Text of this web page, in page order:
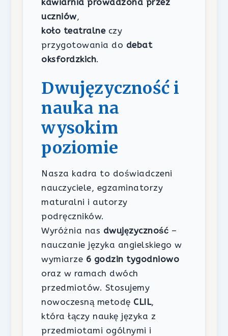
kawiarnia prowadzona przez
uczniów,
koło teatralneczy
przygotowania do debat
oksfordzkich.
Dwujęzyczność i
nauka na
wysokim
poziomie
Nasza kadra to doświadczeni
nauczyciele, egzaminatorzy
maturalni i autorzy
podręczników.
Wyróżnia nas dwujęzyczność –
nauczanie języka angielskiego w
wymiarze 6 godzin tygodniowo
oraz w ramach dwóch
przedmiotów. Stosujemy
nowoczesną metodę CLIL,
która łączy naukę języka z
przedmiotami ogólnymi i